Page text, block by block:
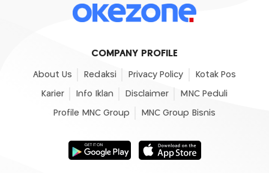
COMPANY PROFILE
About Us Redaksi Privacy Policy Kotak Pos
Karier Info Iklan Disclaimer MNC Peduli
Profile MNC Group MNC Group Bisnis